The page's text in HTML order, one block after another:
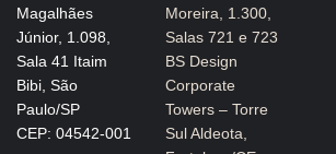
Magalhães
Júnior, 1.098,
Sala 41 Itaim
Bibi, São
Paulo/SP
CEP: 04542-001
Moreira, 1.300,
Salas 721 e 723
BS Design
Corporate
Towers – Torre
Sul Aldeota,